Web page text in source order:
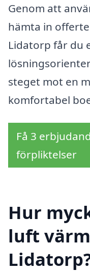
Genom att
hämta in
Lidatorp får du
steget mot en
komfortabel
Få 3
förpliktelser
Hur
luft